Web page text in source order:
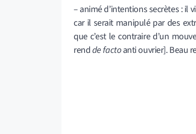
– animé d’intentions secrètes : il
car il serait manipulé par des
que c’est le contraire d’un
rendde factoanti ouvrier]. Beau